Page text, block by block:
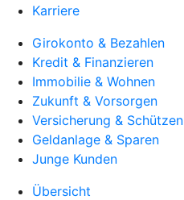
Karriere
Girokonto & Bezahlen
Kredit & Finanzieren
Immobilie & Wohnen
Zukunft & Vorsorgen
Versicherung & Schützen
Geldanlage & Sparen
Junge Kunden
Übersicht